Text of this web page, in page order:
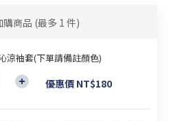
購商品 (最多 1 件)
涼袖套(下單請備註顏色)
優惠價 NT$180